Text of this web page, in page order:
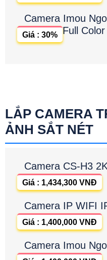
Camera Imou
Full Color
Giá : 30%
LẮP CAMERA
ẢNH SẮT NÉT
Camera CS-H3
Giá : 1,434,300 VNĐ
Camera IP WIFI
Giá : 1,400,000 VNĐ
Camera Imou